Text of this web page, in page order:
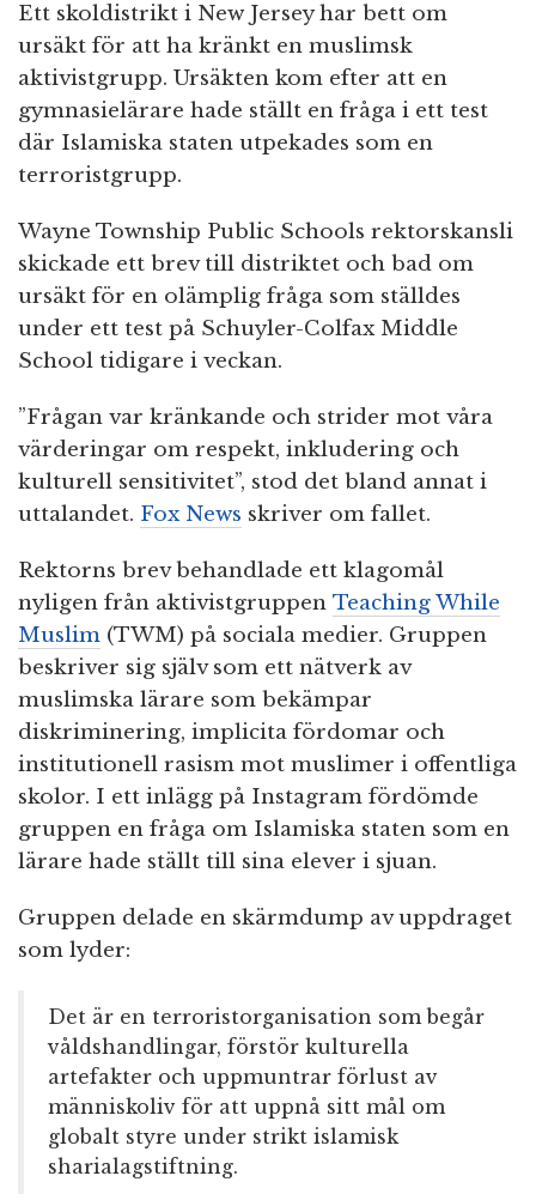
Ett skoldistrikt i New Jersey har bett om
ursäkt för att ha kränkt en muslimsk
aktivistgrupp. Ursäkten kom efter att en
gymnasielärare hade ställt en fråga i ett test
där Islamiska staten utpekades som en
terroristgrupp.
Wayne Township Public Schools rektorskansli
skickade ett brev till distriktet och bad om
ursäkt för en olämplig fråga som ställdes
under ett test på Schuyler-Colfax Middle
School tidigare i veckan.
”Frågan var kränkande och strider mot våra
värderingar om respekt, inkludering och
kulturell sensitivitet”, stod det bland annat i
uttalandet. Fox News skriver om fallet.
Rektorns brev behandlade ett klagomål
nyligen från aktivistgruppen Teaching While
Muslim (TWM) på sociala medier. Gruppen
beskriver sig själv som ett nätverk av
muslimska lärare som bekämpar
diskriminering, implicita fördomar och
institutionell rasism mot muslimer i offentliga
skolor. I ett inlägg på Instagram fördömde
gruppen en fråga om Islamiska staten som en
lärare hade ställt till sina elever i sjuan.
Gruppen delade en skärmdump av uppdraget
som lyder:
Det är en terroristorganisation som begår
våldshandlingar, förstör kulturella
artefakter och uppmuntrar förlust av
människoliv för att uppnå sitt mål om
globalt styre under strikt islamisk
sharialagstiftning.